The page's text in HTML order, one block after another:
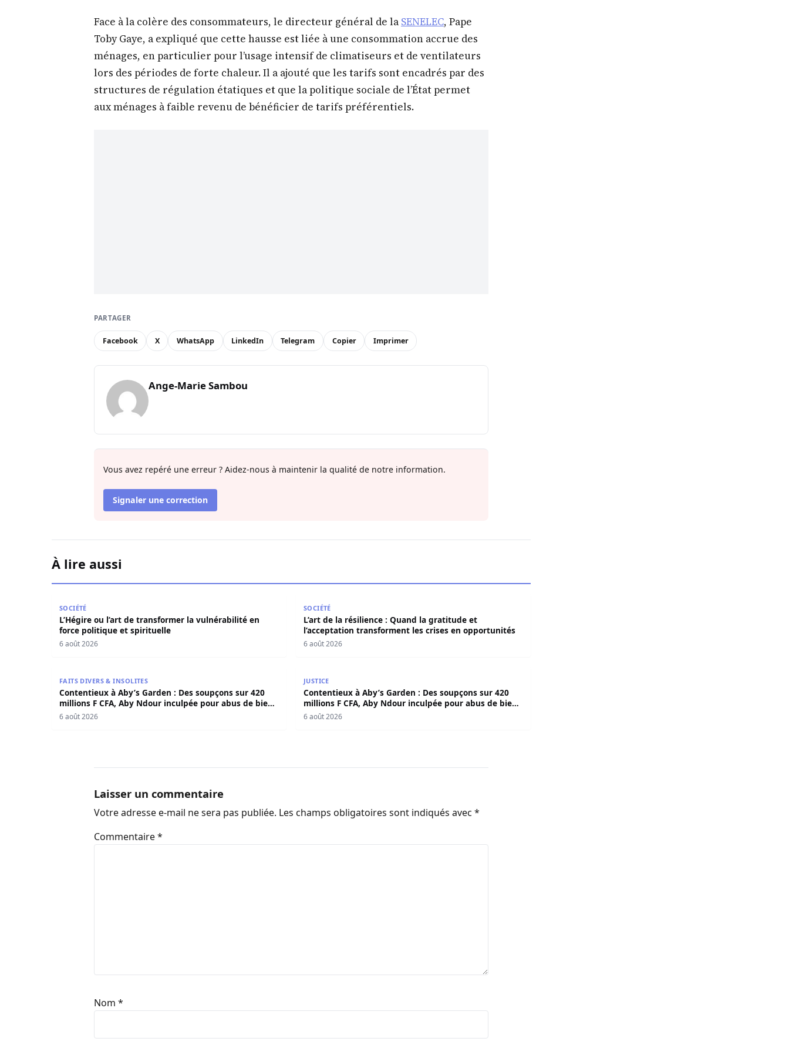
Face à la colère des consommateurs, le directeur général de la SENELEC, Pape
Toby Gaye, a expliqué que cette hausse est liée à une consommation accrue des
ménages, en particulier pour l’usage intensif de climatiseurs et de ventilateurs
lors des périodes de forte chaleur. Il a ajouté que les tarifs sont encadrés par des
structures de régulation étatiques et que la politique sociale de l’État permet
aux ménages à faible revenu de bénéficier de tarifs préférentiels.
PARTAGER
Facebook X WhatsApp LinkedIn Telegram Copier Imprimer
Ange-Marie Sambou
Vous avez repéré une erreur ? Aidez-nous à maintenir la qualité de notre information.
Signaler une correction
À lire aussi
SOCIÉTÉ
L’Hégire ou l’art de transformer la vulnérabilité en
force politique et spirituelle
6 août 2026
SOCIÉTÉ
L’art de la résilience : Quand la gratitude et
l’acceptation transforment les crises en opportunités
6 août 2026
FAITS DIVERS & INSOLITES
Contentieux à Aby’s Garden : Des soupçons sur 420
millions F CFA, Aby Ndour inculpée pour abus de biens
sociaux
6 août 2026
JUSTICE
Contentieux à Aby’s Garden : Des soupçons sur 420
millions F CFA, Aby Ndour inculpée pour abus de biens
sociaux
6 août 2026
Laisser un commentaire
Votre adresse e-mail ne sera pas publiée. Les champs obligatoires sont indiqués avec *
Commentaire*
Nom *